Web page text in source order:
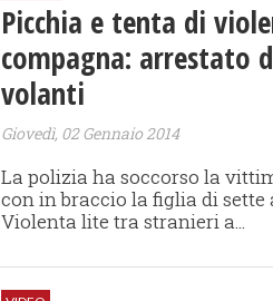
Picchia e tenta di
compagna: arrestato
volanti
Giovedì, 02 Gennaio 2014
La polizia ha soccorso la
con in braccio la figlia di sette
Violenta lite tra stranieri a...